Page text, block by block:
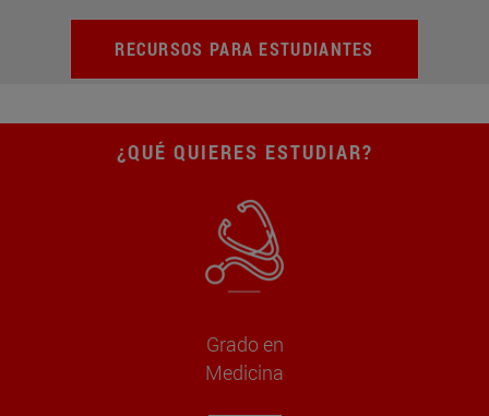
RECURSOS PARA ESTUDIANTES
¿QUÉ QUIERES ESTUDIAR?
Grado en
Medicina